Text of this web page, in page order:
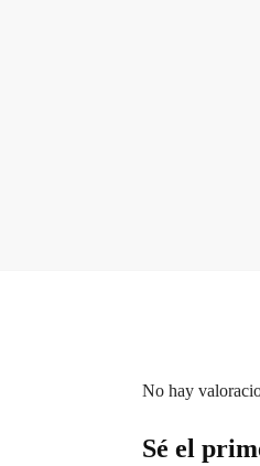
No hay
Sé el